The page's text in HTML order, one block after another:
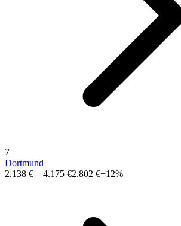
7
Dortmund
2.138 € – 4.175 €2.802 €+12%